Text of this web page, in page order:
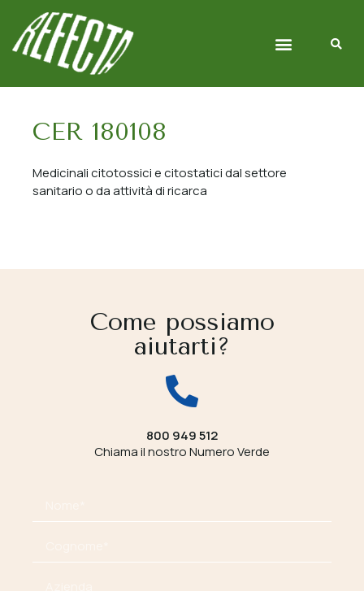
CER 180108
Medicinali citotossici e citostatici dal settore
sanitario o da attività di ricarca
Come possiamo
aiutarti?
800 949 512
Chiama il nostro Numero Verde